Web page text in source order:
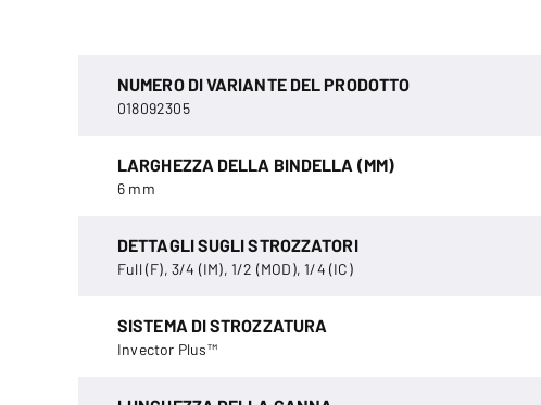
NUMERO DI VARIANTE DEL PRODOTTO
018092305
LARGHEZZA DELLA BINDELLA (MM)
6 mm
DETTAGLI SUGLI STROZZATORI
Full (F), 3/4 (IM), 1/2 (MOD), 1/4 (IC)
SISTEMA DI STROZZATURA
Invector Plus™